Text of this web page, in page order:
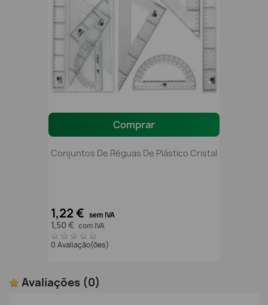
Comprar
Conjuntos De Réguas De Plástico Cristal
1,22 € sem IVA
1,50 € com IVA
0 Avaliação(ões)
Avaliações (0)